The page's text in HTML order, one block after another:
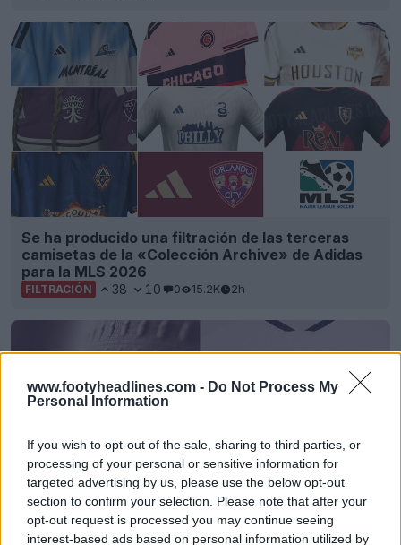
www.footyheadlines.com - Do Not Process My
Personal Information
If you wish to opt-out of the sale, sharing to third parties, or
processing of your personal or sensitive information for
targeted advertising by us, please use the below opt-out
section to confirm your selection. Please note that after your
opt-out request is processed you may continue seeing
interest-based ads based on personal information utilized by
Se ha producido una filtración de las terceras
camisetas de la «Colección Archive» de Adidas
para la MLS 2026
FILTRACIÓN 38 10 0 15.2K 2h
Se ha adelantado y realizado la filtración de la